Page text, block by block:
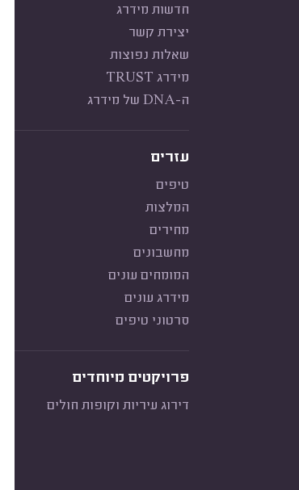
חדשות מידרג
יצירת קשר
שאלות נפוצות
מידרג TRUST
ה-DNA של מידרג
עזרים
טיפים
המלצות
מחירים
מחשבונים
המומחים עונים
מידרג עונים
סרטוני טיפים
פרויקטים מיוחדים
דירוג עיריות וקופות חולים